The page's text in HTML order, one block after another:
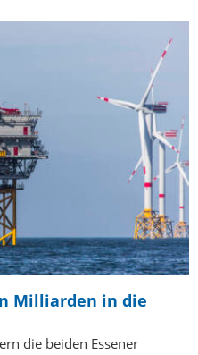
Milliarden in die
die beiden Essener